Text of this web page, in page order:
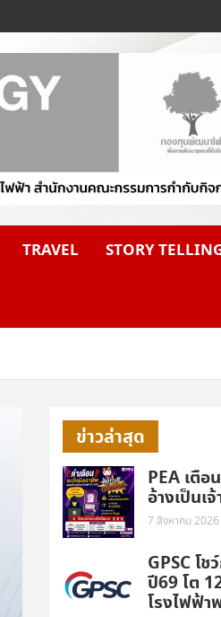
TRAVEL STORY
ข่าวล่าสุด
PEA เตื
อ้างเป็นเ
7 สิงหาคม
GPSC โช
ปี69 โต
โรงไฟฟ้า